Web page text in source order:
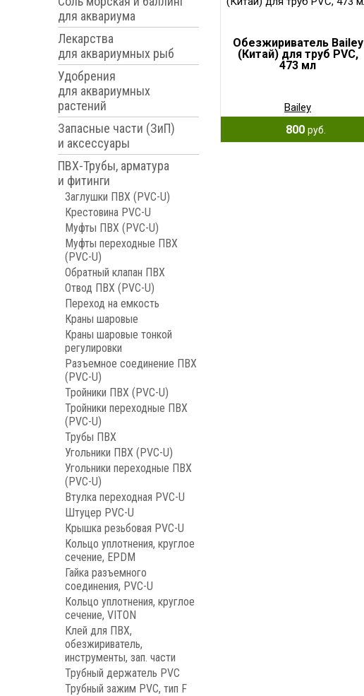
для аквариума
Лекарства
для аквариумных рыб
Удобрения
для аквариумных
растений
Запасные части (ЗиП)
и аксессуары
ПВХ-Трубы, арматура
и фитинги
Заглушки ПВХ (PVC-U)
Крестовина PVC-U
Муфты ПВХ (PVC-U)
Муфты переходные ПВХ
(PVC-U)
Обратный клапан ПВХ
Отвод ПВХ (PVC-U)
Переход на емкость
Краны шаровые
Краны шаровые тонкой
регулировки
Разъемное соединение ПВХ
(PVC-U)
Тройники ПВХ (PVC-U)
Тройники переходные ПВХ
(PVC-U)
Трубы ПВХ
Угольники ПВХ (PVC-U)
Угольники переходные ПВХ
(PVC-U)
Втулка переходная PVC-U
Штуцер PVC-U
Крышка резьбовая PVC-U
Кольцо уплотнения, круглое
сечение, EPDM
Гайка разъемного
соединения, PVC-U
Кольцо уплотнения, круглое
сечение, VITON
Клей для ПВХ,
обезжириватель,
инструменты, зап. части
Трубный держатель PVC
Трубный зажим PVC, тип F
Обезжириватель Bailey
(Китай) для труб PVC,
473 мл
Bailey
800 руб.